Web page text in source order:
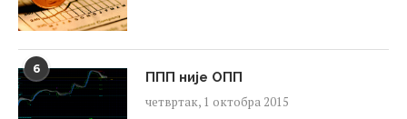
6
ППП није ОПП
четвртак, 1 октобра 2015